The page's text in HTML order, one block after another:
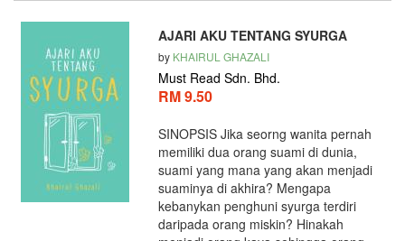
AJARI AKU TENTANG SYURGA
by KHAIRUL GHAZALI
Must Read Sdn. Bhd.
RM 9.50
SINOPSIS Jika seorng wanita pernah
memiliki dua orang suami di dunia,
suami yang mana yang akan menjadi
suaminya di akhira? Mengapa
kebanykan penghuni syurga terdiri
daripada orang miskin? Hinakah